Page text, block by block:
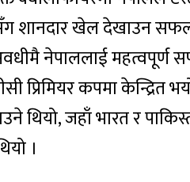
शानदार खेल देखाउन सफल
नेपाललाई महत्वपूर्ण
प्रिमियर कपमा केन्द्रित
थियो, जहाँ भारत र
।